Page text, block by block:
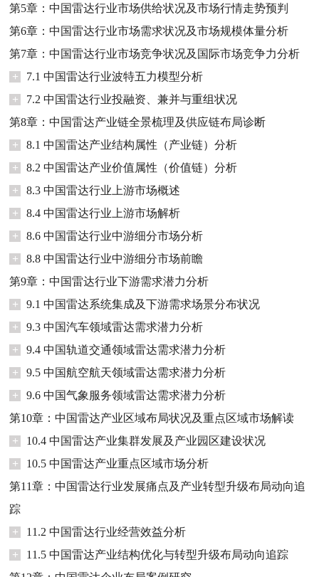
第5章：中国雷达行业市场供给状况及市场行情走势预判
第6章：中国雷达行业市场需求状况及市场规模体量分析
第7章：中国雷达行业市场竞争状况及国际市场竞争力分析
+
7.1 中国雷达行业波特五力模型分析
+
7.2 中国雷达行业投融资、兼并与重组状况
第8章：中国雷达产业链全景梳理及供应链布局诊断
+
8.1 中国雷达产业结构属性（产业链）分析
+
8.2 中国雷达产业价值属性（价值链）分析
+
8.3 中国雷达行业上游市场概述
+
8.4 中国雷达行业上游市场解析
+
8.6 中国雷达行业中游细分市场分析
+
8.8 中国雷达行业中游细分市场前瞻
第9章：中国雷达行业下游需求潜力分析
+
9.1 中国雷达系统集成及下游需求场景分布状况
+
9.3 中国汽车领域雷达需求潜力分析
+
9.4 中国轨道交通领域雷达需求潜力分析
+
9.5 中国航空航天领域雷达需求潜力分析
+
9.6 中国气象服务领域雷达需求潜力分析
第10章：中国雷达产业区域布局状况及重点区域市场解读
+
10.4 中国雷达产业集群发展及产业园区建设状况
+
10.5 中国雷达产业重点区域市场分析
第11章：中国雷达行业发展痛点及产业转型升级布局动向追
踪
+
11.2 中国雷达行业经营效益分析
+
11.5 中国雷达产业结构优化与转型升级布局动向追踪